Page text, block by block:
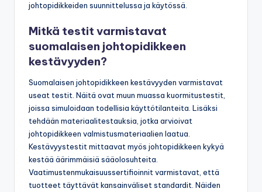
johtopidikkeiden suunnittelussa ja käytössä.
Mitkä testit varmistavat
suomalaisen johtopidikkeen
kestävyyden?
Suomalaisen johtopidikkeen kestävyyden varmistavat
useat testit. Näitä ovat muun muassa kuormitustestit,
joissa simuloidaan todellisia käyttötilanteita. Lisäksi
tehdään materiaalitestauksia, jotka arvioivat
johtopidikkeen valmistusmateriaalien laatua.
Kestävyystestit mittaavat myös johtopidikkeen kykyä
kestää äärimmäisiä sääolosuhteita.
Vaatimustenmukaisuussertifioinnit varmistavat, että
tuotteet täyttävät kansainväliset standardit. Näiden